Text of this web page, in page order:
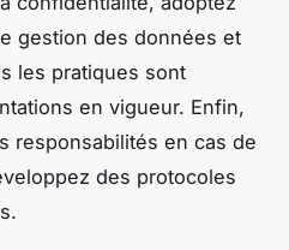
gestion des données et
les pratiques sont
en vigueur. Enfin,
responsabilités en cas de
des protocoles